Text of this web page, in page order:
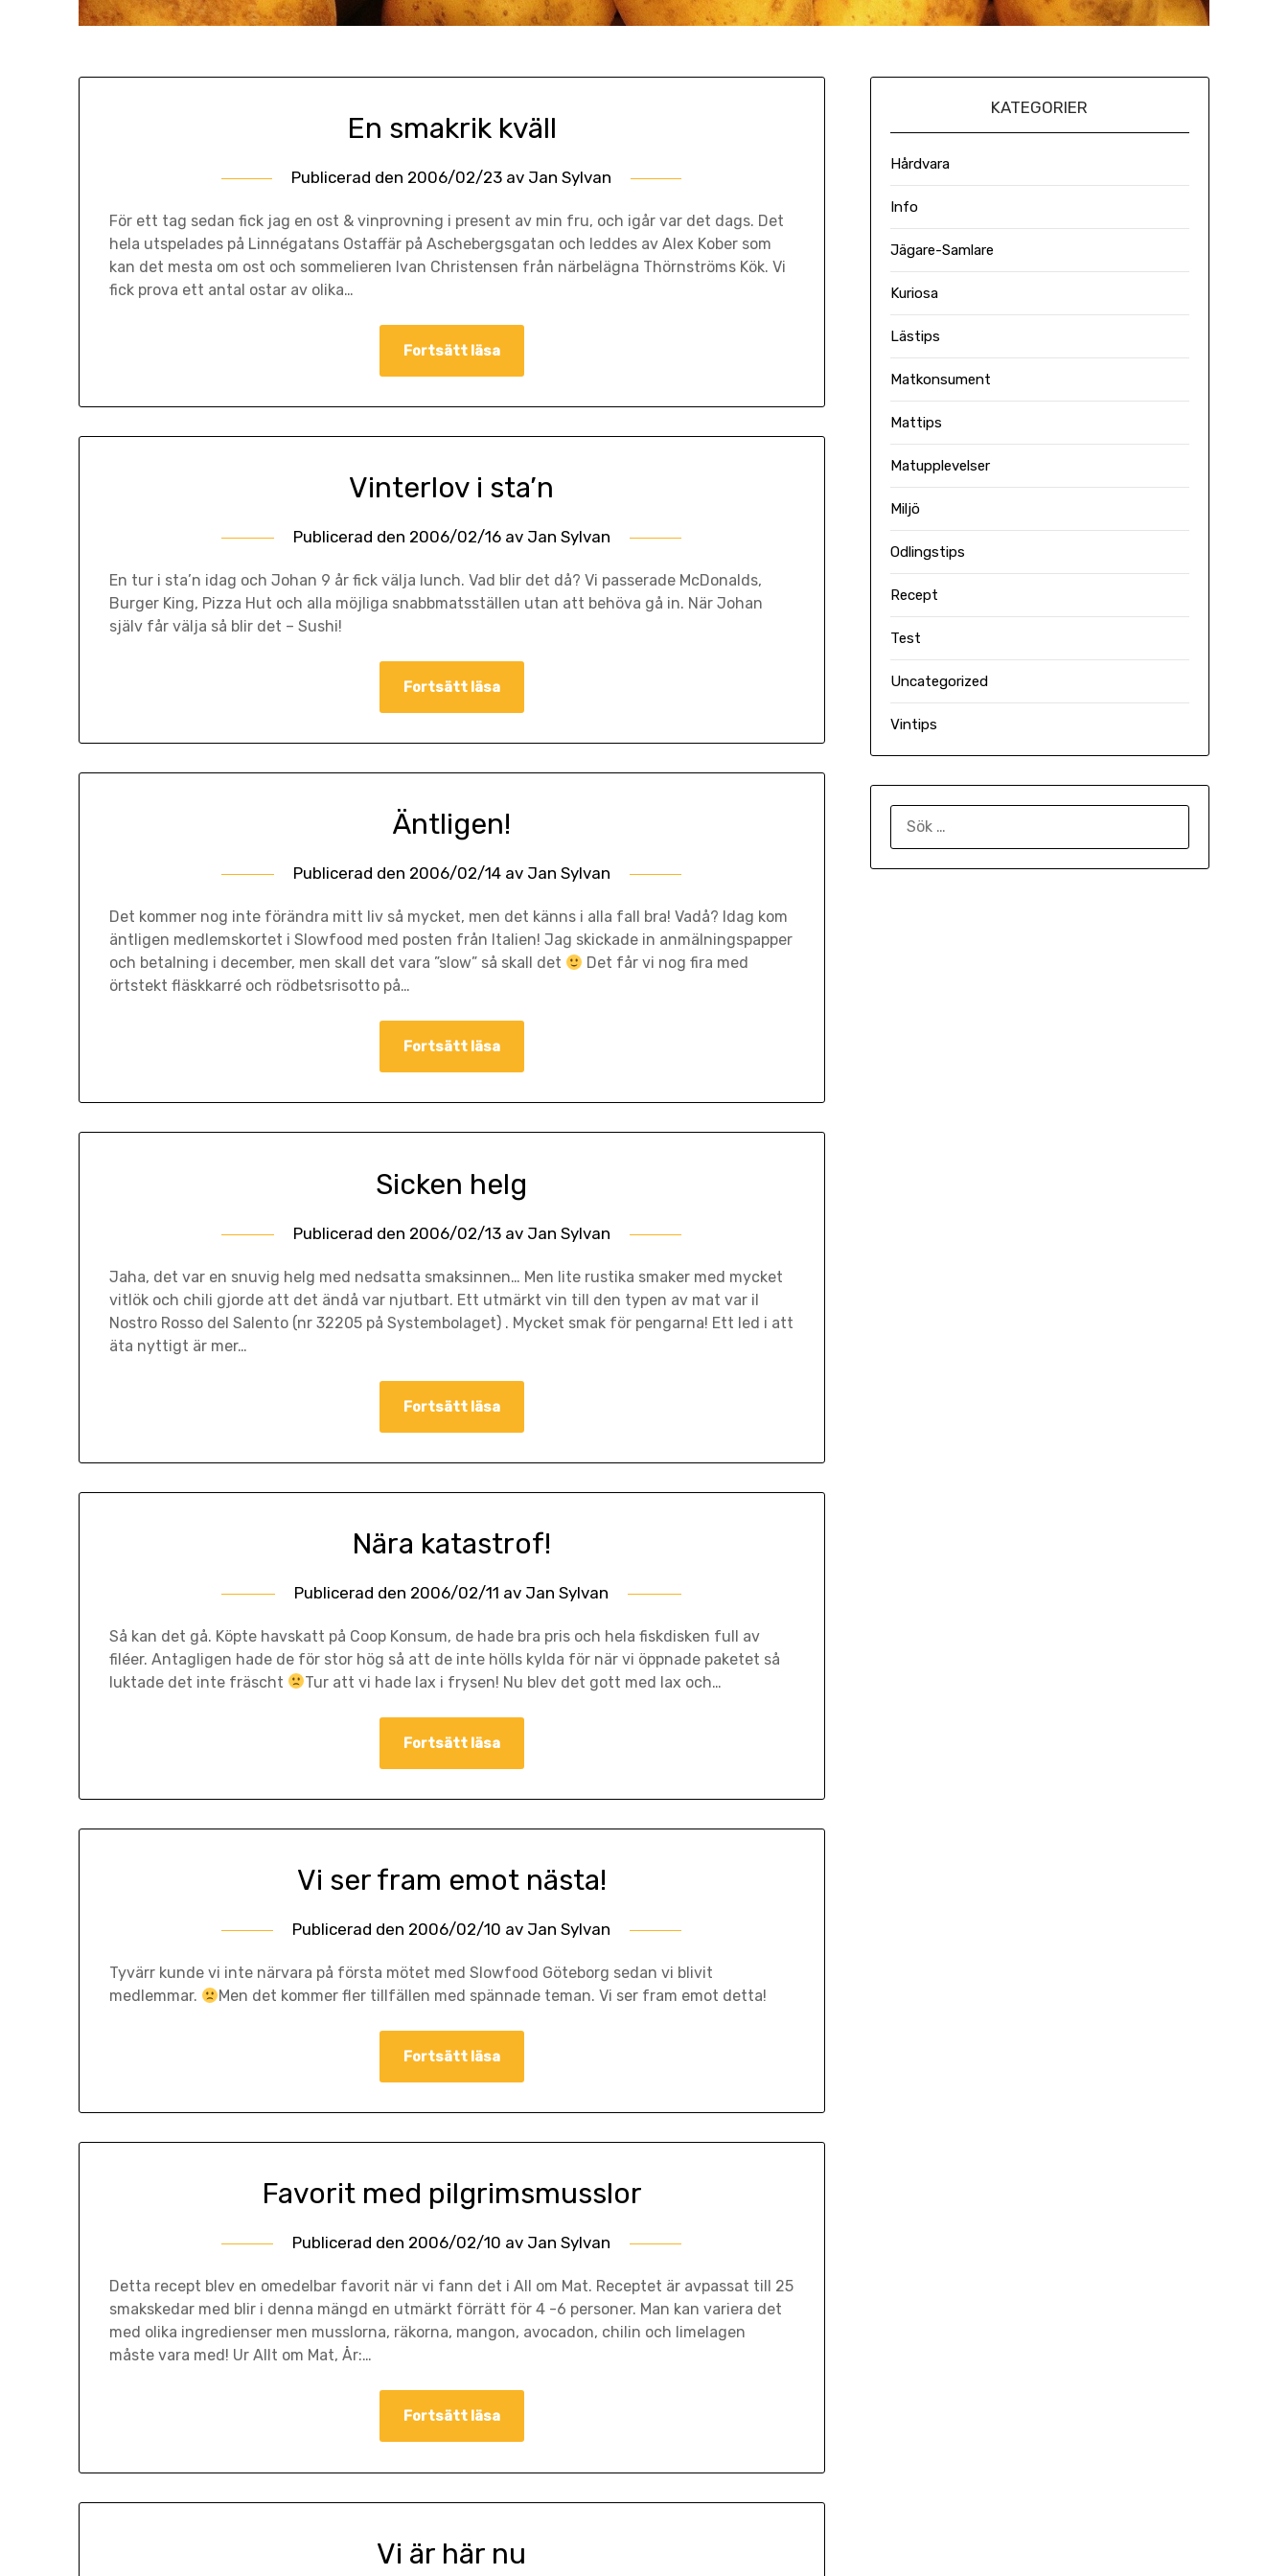
En smakrik kväll
Publicerad den 2006/02/23 av Jan Sylvan
För ett tag sedan fick jag en ost & vinprovning i present av min fru, och igår var det dags. Det
hela utspelades på Linnégatans Ostaffär på Aschebergsgatan och leddes av Alex Kober som
kan det mesta om ost och sommelieren Ivan Christensen från närbelägna Thörnströms Kök. Vi
fick prova ett antal ostar av olika…
Fortsätt läsa
Vinterlov i sta’n
Publicerad den 2006/02/16av Jan Sylvan
En tur i sta’n idag och Johan 9 år fick välja lunch. Vad blir det då? Vi passerade McDonalds,
Burger King, Pizza Hut och alla möjliga snabbmatsställen utan att behöva gå in. När Johan
själv får välja så blir det – Sushi!
Fortsätt läsa
Äntligen!
Publicerad den 2006/02/14av Jan Sylvan
Det kommer nog inte förändra mitt liv så mycket, men det känns i alla fall bra! Vadå? Idag kom
äntligen medlemskortet i Slowfood med posten från Italien! Jag skickade in anmälningspapper
och betalning i december, men skall det vara ”slow” så skall det
Det får vi nog fira med
örtstekt fläskkarré och rödbetsrisotto på…
Fortsätt läsa
Sicken helg
Publicerad den 2006/02/13av Jan Sylvan
Jaha, det var en snuvig helg med nedsatta smaksinnen… Men lite rustika smaker med mycket
vitlök och chili gjorde att det ändå var njutbart. Ett utmärkt vin till den typen av mat var il
Nostro Rosso del Salento (nr 32205 på Systembolaget) . Mycket smak för pengarna! Ett led i att
äta nyttigt är mer…
Fortsätt läsa
Nära katastrof!
Publicerad den 2006/02/11 av Jan Sylvan
Så kan det gå. Köpte havskatt på Coop Konsum, de hade bra pris och hela fiskdisken full av
filéer. Antagligen hade de för stor hög så att de inte hölls kylda för när vi öppnade paketet så
luktade det inte fräscht
Tur att vi hade lax i frysen! Nu blev det gott med lax och…
Fortsätt läsa
Vi ser fram emot nästa!
Publicerad den 2006/02/10 av Jan Sylvan
Tyvärr kunde vi inte närvara på första mötet med Slowfood Göteborg sedan vi blivit
medlemmar.
Men det kommer fler tillfällen med spännade teman. Vi ser fram emot detta!
Fortsätt läsa
Favorit med pilgrimsmusslor
Publicerad den 2006/02/10 av Jan Sylvan
Detta recept blev en omedelbar favorit när vi fann det i All om Mat. Receptet är avpassat till 25
smakskedar med blir i denna mängd en utmärkt förrätt för 4 -6 personer. Man kan variera det
med olika ingredienser men musslorna, räkorna, mangon, avocadon, chilin och limelagen
måste vara med! Ur Allt om Mat, År:…
Fortsätt läsa
Vi är här nu
KATEGORIER
Hårdvara
Info
Jägare-Samlare
Kuriosa
Lästips
Matkonsument
Mattips
Matupplevelser
Miljö
Odlingstips
Recept
Test
Uncategorized
Vintips